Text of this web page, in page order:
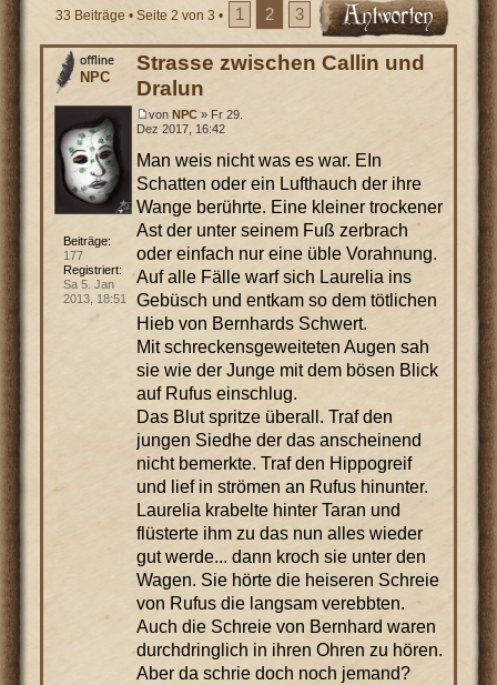
33 Beiträge • Seite 2 von 3 • 1 2 3
Strasse zwischen Callin und
Dralun
von NPC» Fr 29.
Dez 2017, 16:42
Man weis nicht was es war. EIn
Schatten oder ein Lufthauch der ihre
Wange berührte. Eine kleiner trockener
Ast der unter seinem Fuß zerbrach
oder einfach nur eine üble Vorahnung.
Auf alle Fälle warf sich Laurelia ins
Gebüsch und entkam so dem tötlichen
Hieb von Bernhards Schwert.
Mit schreckensgeweiteten Augen sah
sie wie der Junge mit dem bösen Blick
auf Rufus einschlug.
Das Blut spritze überall. Traf den
jungen Siedhe der das anscheinend
nicht bemerkte. Traf den Hippogreif
und lief in strömen an Rufus hinunter.
Laurelia krabelte hinter Taran und
flüsterte ihm zu das nun alles wieder
gut werde... dann kroch sie unter den
Wagen. Sie hörte die heiseren Schreie
von Rufus die langsam verebbten.
Auch die Schreie von Bernhard waren
durchdringlich in ihren Ohren zu hören.
Aber da schrie doch noch jemand?
NPC
Beiträge:
177
Registriert:
Sa 5. Jan
2013, 18:51